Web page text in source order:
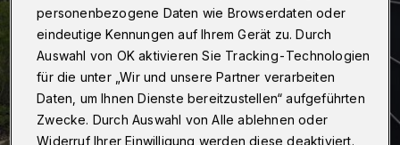
personenbezogene Daten wie Browserdaten oder
eindeutige Kennungen auf Ihrem Gerät zu. Durch
Auswahl von OK aktivieren Sie Tracking-Technologien
für die unter „Wir und unsere Partner verarbeiten
Daten, um Ihnen Dienste bereitzustellen“ aufgeführten
Zwecke. Durch Auswahl von Alle ablehnen oder
Widerruf Ihrer Einwilligung werden diese deaktiviert.